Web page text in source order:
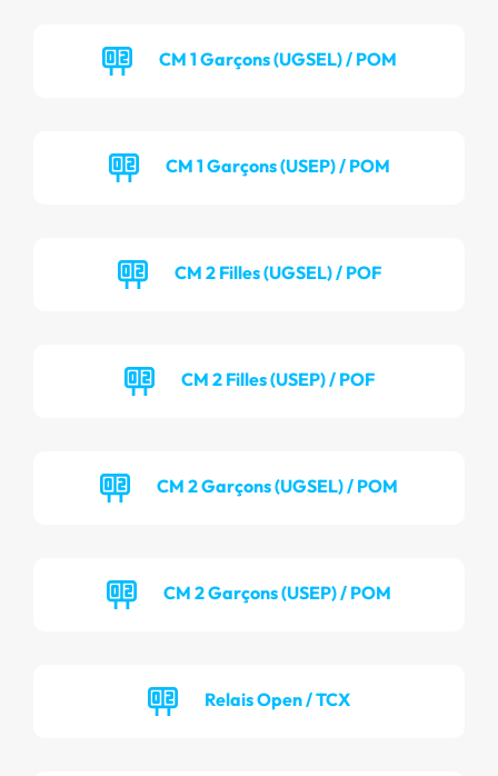
CM 1 Garçons (UGSEL) / POM
CM 1 Garçons (USEP) / POM
CM 2 Filles (UGSEL) / POF
CM 2 Filles (USEP) / POF
CM 2 Garçons (UGSEL) / POM
CM 2 Garçons (USEP) / POM
Relais Open / TCX